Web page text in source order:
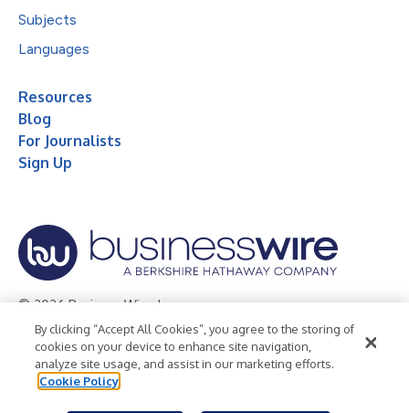
Subjects
Languages
Resources
Blog
For Journalists
Sign Up
© 2026 Business Wire, Inc.
Privacy Policy Cookie Policy
Accessibility Statement
Terms of Use
Legal
By clicking “Accept All Cookies”, you agree to the storing of
cookies on your device to enhance site navigation,
analyze site usage, and assist in our marketing efforts.
Cookie Policy